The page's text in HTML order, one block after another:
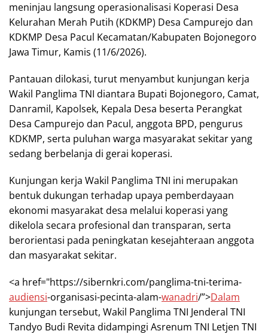
meninjau langsung operasionalisasi Koperasi Desa
Kelurahan Merah Putih (KDKMP) Desa Campurejo dan
KDKMP Desa Pacul Kecamatan/Kabupaten Bojonegoro
Jawa Timur, Kamis (11/6/2026).
Pantauan dilokasi, turut menyambut kunjungan kerja
Wakil Panglima TNI diantara Bupati Bojonegoro, Camat,
Danramil, Kapolsek, Kepala Desa beserta Perangkat
Desa Campurejo dan Pacul, anggota BPD, pengurus
KDKMP, serta puluhan warga masyarakat sekitar yang
sedang berbelanja di gerai koperasi.
Kunjungan kerja Wakil Panglima TNI ini merupakan
bentuk dukungan terhadap upaya pemberdayaan
ekonomi masyarakat desa melalui koperasi yang
dikelola secara profesional dan transparan, serta
berorientasi pada peningkatan kesejahteraan anggota
dan masyarakat sekitar.
<a href="https://sibernkri.com/panglima-tni-terima-
audiensi-organisasi-pecinta-alam-wanadri/”>Dalam
kunjungan tersebut, Wakil Panglima TNI Jenderal TNI
Tandyo Budi Revita didampingi Asrenum TNI Letjen TNI